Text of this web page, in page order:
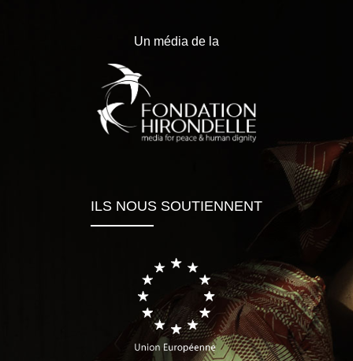
Un média de la
ILS NOUS SOUTIENNENT